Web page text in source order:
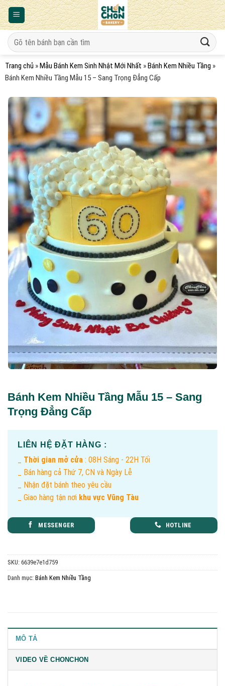
Bỏ
qua
nội
dung
Tìm
kiếm:
Trang chủ »Mẫu Bánh Kem Sinh Nhật Mới Nhất »Bánh Kem Nhiều Tầng »
Bánh Kem Nhiều Tầng Mẫu 15 – Sang Trọng Đẳng Cấp
Bánh Kem Nhiều Tầng Mẫu 15 – Sang
Trọng Đẳng Cấp
LIÊN HỆ ĐẶT HÀNG :
Thời gian mở cửa : 08H Sáng - 22H Tối
_ Bán hàng cả Thứ 7, CN và Ngày Lễ
_ Nhận đặt bánh theo yêu cầu
_ Giao hàng tận nơi khu vực Vũng Tàu
MESSENGER HOTLINE
SKU: 6639e7e1d759
Danh mục: Bánh Kem Nhiều Tầng
MÔ TẢ
VIDEO VỀ CHONCHON